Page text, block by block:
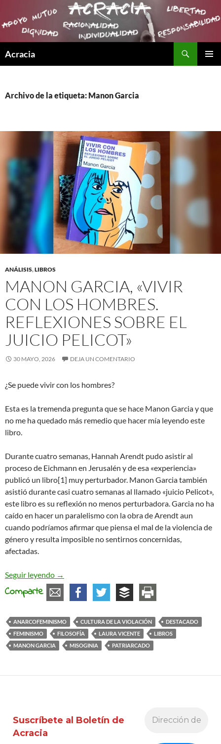
Acracia
Archivo de la etiqueta: Manon Garcia
ANÁLISIS,LIBROS
MANON GARCIA, «VIVIR
CON LOS HOMBRES.
REFLEXIONES SOBRE EL
JUICIO PELICOT»
30 MAYO, 2026 DEJA UN COMENTARIO
¿Se puede vivir con los hombres?
Esta es la tremenda pregunta que se hace Manon Garcia y que
no me ha quedado más remedio que hacer mía leyendo este
libro.
Durante cuatro semanas, Hannah Arendt pudo asistir al
proceso de Eichmann en Jerusalén y de esa «experiencia»
publicó un libro[1] muy perturbador. Manon Garcia también
asistió durante casi cuatro semanas al llamado «juicio Pelicot»,
este libro es su reflexión no menos perturbadora. Garcia no ha
caído en hacer un paralelismo con la obra de Arendt aun
cuando podríamos afirmar que piensa el mal de la violencia de
género y resulta imposible no sentirnos concernidas,
afectadas.
Seguir leyendo Manon Garcia, «Vivir con los hombres.
→
Comparte
ANARCOFEMINISMO CULTURA DE LA VIOLACIÓN
DESTACADO
FEMINISMO
FILOSOFÍA LAURA VICENTE
LIBROS
MANON GARCIA
MISOGINIA PATRIARCADO
Suscríbete al Boletín de
Acracia